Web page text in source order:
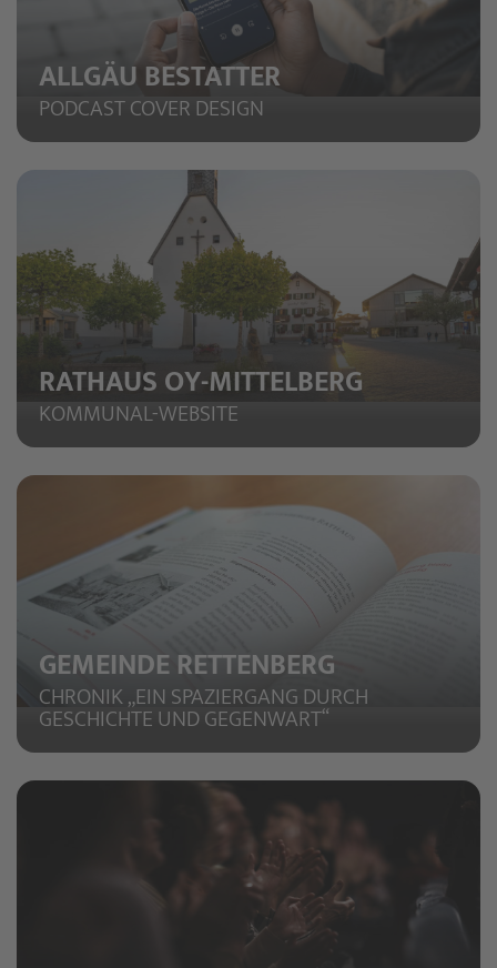
ALLGÄU BESTATTER
PODCAST COVER DESIGN
RATHAUS OY-MITTELBERG
KOMMUNAL-WEBSITE
GEMEINDE RETTENBERG
CHRONIK „EIN SPAZIERGANG DURCH
GESCHICHTE UND GEGENWART“